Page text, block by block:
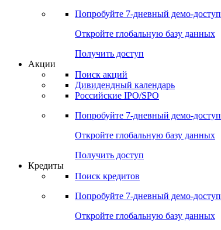
Попробуйте 7-дневный демо-доступ
Откройте глобальную базу данных
Получить доступ
Акции
Поиск акций
Дивидендный календарь
Российские IPO/SPO
Попробуйте 7-дневный демо-доступ
Откройте глобальную базу данных
Получить доступ
Кредиты
Поиск кредитов
Попробуйте 7-дневный демо-доступ
Откройте глобальную базу данных